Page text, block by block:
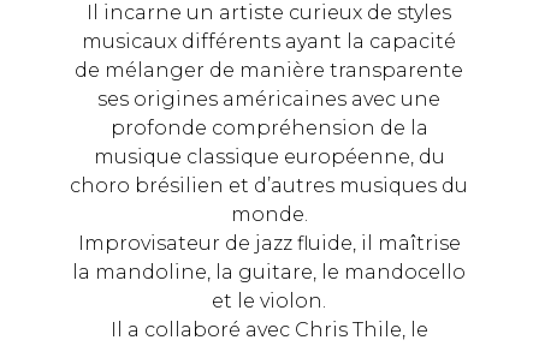
Il incarne un artiste curieux de styles
musicaux différents ayant la capacité
de mélanger de manière transparente
ses origines américaines avec une
profonde compréhension de la
musique classique européenne, du
choro brésilien et d’autres musiques du
monde.
Improvisateur de jazz fluide, il maîtrise
la mandoline, la guitare, le mandocello
et le violon.
Il a collaboré avec Chris Thile, le